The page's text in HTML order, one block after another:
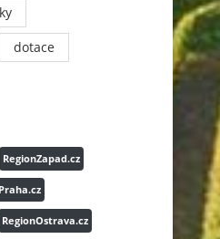
dotace
RegionZapad.cz
RegionOstrava.cz